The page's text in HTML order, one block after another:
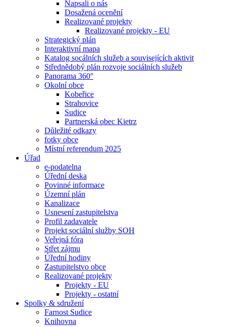
Napsali o nás
Dosažená ocenění
Realizované projekty
Realizované projekty - EU
Strategický plán
Interaktivní mapa
Katalog socálních služeb a souvisejících aktivit
Střednědobý plán rozvoje sociálních služeb
Panorama 360°
Okolní obce
Kobeřice
Strahovice
Sudice
Partnerská obec Kietrz
Důležité odkazy
fotky obce
Místní referendum 2025
Úřad
e-podatelna
Úřední deska
Povinné informace
Územní plán
Kanalizace
Usnesení zastupitelstva
Profil zadavatele
Projekt sociální služby SOH
Veřejná fóra
Střet zájmu
Úřední hodiny
Zastupitelstvo obce
Realizované projekty
Projekty - EU
Projekty - ostatní
Spolky & sdružení
Farnost Sudice
Knihovna